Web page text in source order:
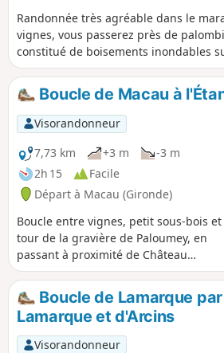
Randonnée très agréable dans le
vignes, vous passerez près de
constitué de boisements inondables
tourbeux.Ces peuplements sont
aulnes glutineux, frênes, peupliers,
avec présence en sous-étage de
épine noire.La flore est constituée de
des marais.
Boucle de Macau à
Visorandonneur
7,73 km
+3 m
-3 m
2h 15
Facile
Départ à Macau (Gironde)
Boucle entre vignes, petit sous-bois et
tour de la gravière de Paloumey, en
passant à proximité de Château
Cambon-La-Pelouse, Château Guittot-
Fellonneau, Château Cantemerle,
Château Paloumey. Canards, oies et
poissons à l'Étang de la Gravière à
Paloumey.
Boucle de Lamarque
Lamarque et d'Arcins
Visorandonneur